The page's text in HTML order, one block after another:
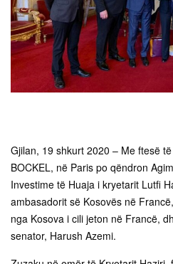
Gjilan, 19 shkurt 2020 – Me ftesë
BOCKEL, në Paris po qëndron
Investime të Huaja i kryetarit Lutfi
ambasadorit së Kosovës në
nga Kosova i cili jeton në Francë,
senator, Harush Azemi.